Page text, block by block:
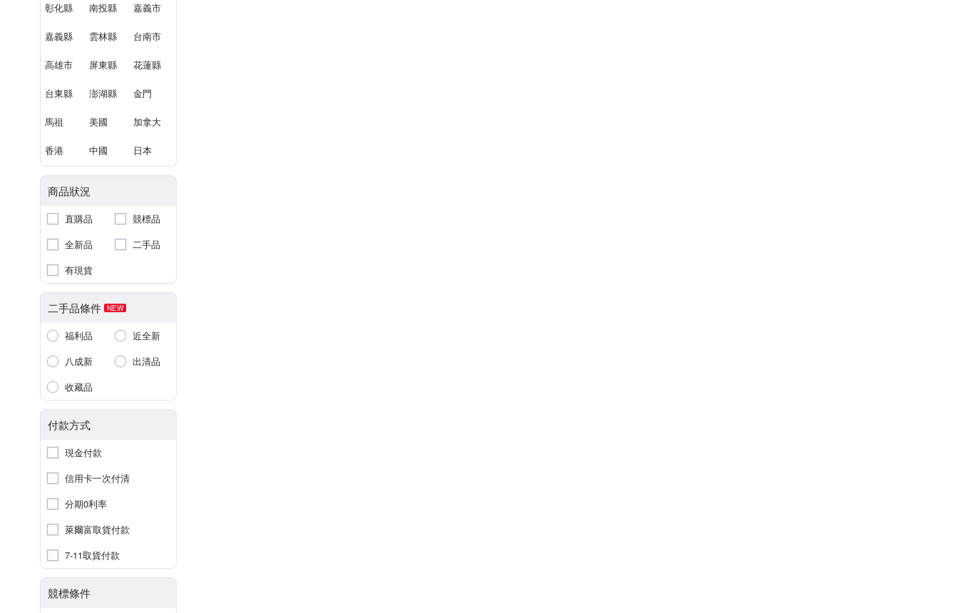
彰化縣 南投縣 嘉義市
嘉義縣 雲林縣 台南市
高雄市 屏東縣 花蓮縣
台東縣 澎湖縣 金門
馬祖 美國 加拿大
香港 中國 日本
商品狀況
直購品
競標品
全新品
二手品
有現貨
二手品條件 NEW
福利品
近全新
八成新
出清品
收藏品
付款方式
現金付款
信用卡一次付清
分期0利率
萊爾富取貨付款
7-11取貨付款
競標條件